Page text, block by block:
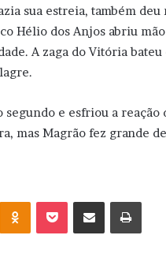
sua estreia, também deu
Hélio dos Anjos abriu
A zaga do Vitória bateu
e esfriou a reação
mas Magrão fez grande
VK OK